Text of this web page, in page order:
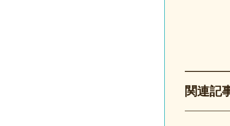
関連記